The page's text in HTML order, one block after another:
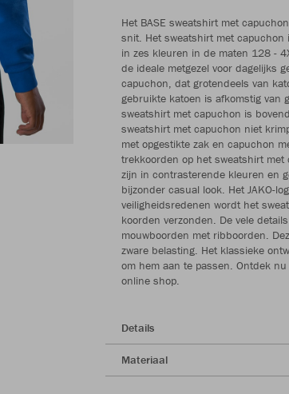
Het BASE sweatshirt met
snit. Het sweatshirt met
in zes kleuren in de maten 128 -
de ideale metgezel voor dagelijks
capuchon, dat grotendeels van
gebruikte katoen is afkomstig van
sweatshirt met capuchon is
sweatshirt met capuchon niet
met opgestikte zak en capuchon
trekkoorden op het sweatshirt
zijn in contrasterende kleuren en
bijzonder casual look. Het JAKO-
veiligheidsredenen wordt het
koorden verzonden. De vele
mouwboorden met ribboorden.
zware belasting. Het klassieke
om hem aan te passen. Ontdek
online shop.
Details
Materiaal